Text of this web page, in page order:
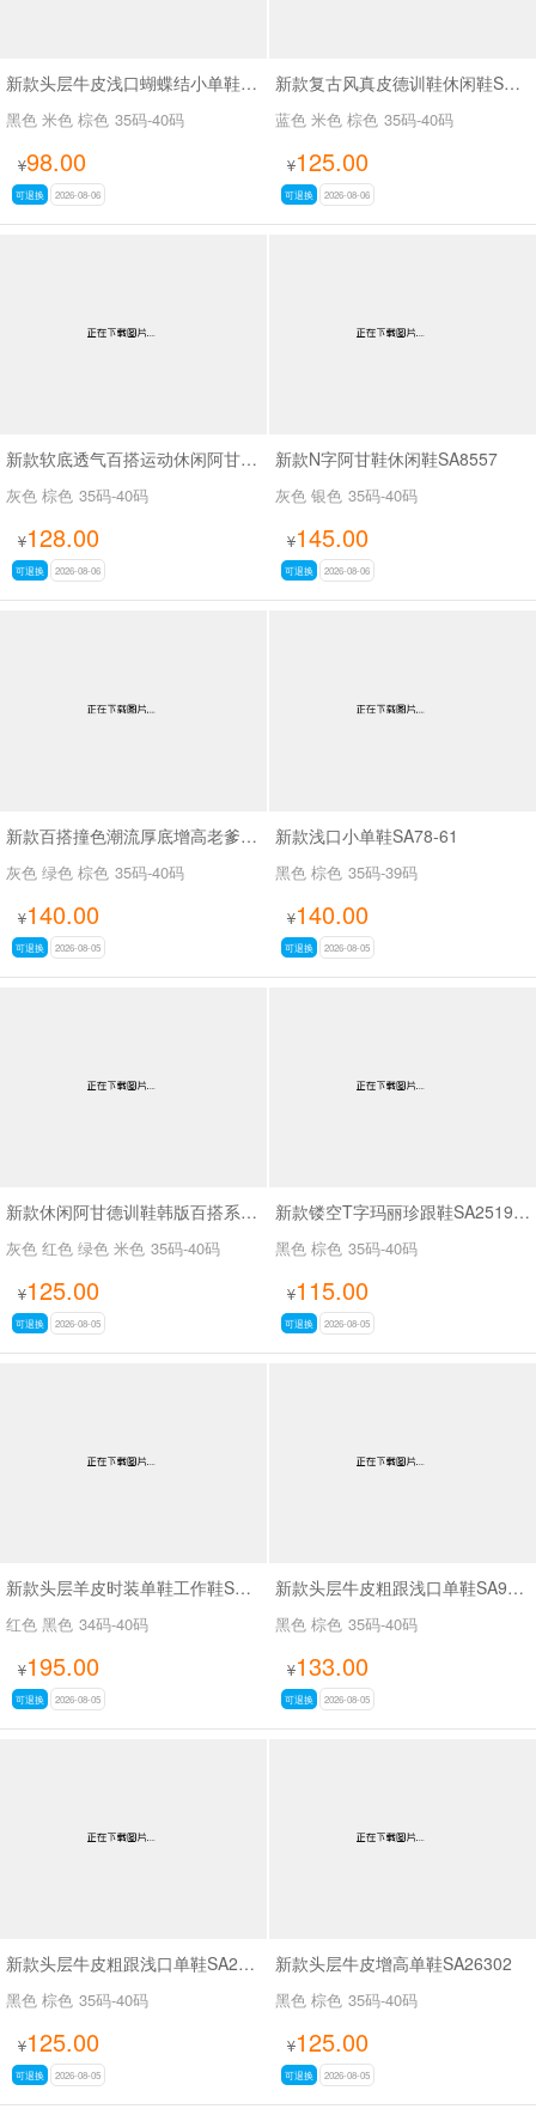
新款头层牛皮浅口蝴蝶结小单鞋SA7801
黑色 米色 棕色 35码-40码
¥98.00
可退换 2026-08-06
新款复古风真皮德训鞋休闲鞋SA2696
蓝色 米色 棕色 35码-40码
¥125.00
可退换 2026-08-06
新款软底透气百搭运动休闲阿甘鞋SA2697
灰色 棕色 35码-40码
¥128.00
可退换 2026-08-06
新款N字阿甘鞋休闲鞋SA8557
灰色 银色 35码-40码
¥145.00
可退换 2026-08-06
新款百搭撞色潮流厚底增高老爹鞋SA8383
灰色 绿色 棕色 35码-40码
¥140.00
可退换 2026-08-05
新款浅口小单鞋SA78-61
黑色 棕色 35码-39码
¥140.00
可退换 2026-08-05
新款休闲阿甘德训鞋韩版百搭系带薄底休闲鞋SA1883
灰色 红色 绿色 米色 35码-40码
¥125.00
可退换 2026-08-05
新款镂空T字玛丽珍跟鞋SA2519-65
黑色 棕色 35码-40码
¥115.00
可退换 2026-08-05
新款头层羊皮时装单鞋工作鞋SA56-53
红色 黑色 34码-40码
¥195.00
可退换 2026-08-05
新款头层牛皮粗跟浅口单鞋SA9629-5
黑色 棕色 35码-40码
¥133.00
可退换 2026-08-05
新款头层牛皮粗跟浅口单鞋SA26339
黑色 棕色 35码-40码
¥125.00
可退换 2026-08-05
新款头层牛皮增高单鞋SA26302
黑色 棕色 35码-40码
¥125.00
可退换 2026-08-05